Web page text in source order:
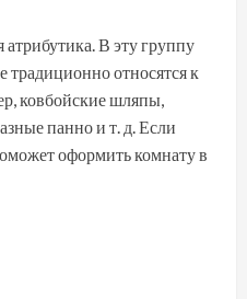
атрибутика. В эту группу
традиционно относятся к
ковбойские шляпы,
панно и т. д. Если
оформить комнату в